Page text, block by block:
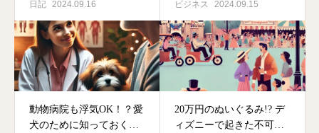
日記 2024.09.16 ビジネス 2024.09.15
動物病院も浮気OK！？愛
犬のために知っておくべ
20万円のぬいぐるみ!? デ
ィズニーで起きた不可解